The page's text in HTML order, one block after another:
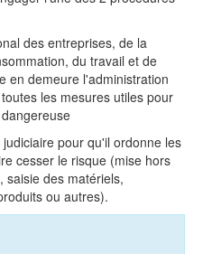
des entreprises, de la
du travail et de
en demeure l'administration
les mesures utiles pour
pour qu'il ordonne les
cesser le risque (mise hors
saisie des matériels,
ou autres).